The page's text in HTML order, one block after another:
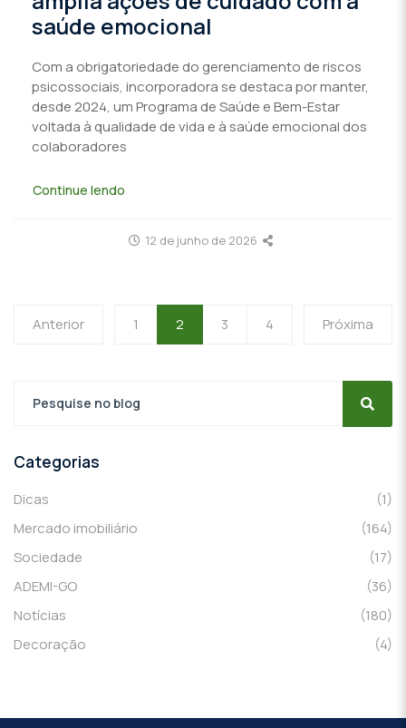
saúde emocional
Com a obrigatoriedade do gerenciamento de riscos
psicossociais, incorporadora se destaca por manter,
desde 2024, um Programa de Saúde e Bem-Estar
voltada à qualidade de vida e à saúde emocional dos
colaboradores
Continue lendo
12 de junho de 2026
Anterior 1 2 3 4 Próxima
Categorias
Dicas
(1)
Mercado imobiliário
(164)
Sociedade
(17)
ADEMI-GO
(36)
Notícias
(180)
Decoração
(4)